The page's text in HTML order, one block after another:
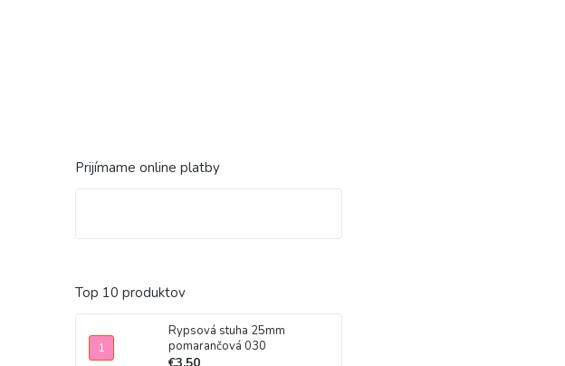
Prijímame online platby
Top 10 produktov
Rypsová stuha 25mm
pomarančová 030